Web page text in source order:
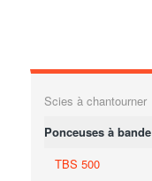
Scies à chantourner
Ponceuses à bande
TBS 500